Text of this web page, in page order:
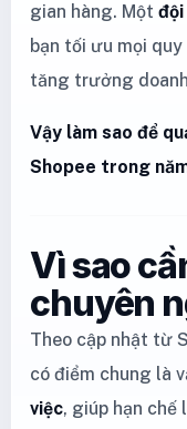
gian hàng. Một đội
bạn tối ưu mọi
tăng trưởng
Vậy làm sao để
Shopee trong
Vì sao
chuyên
Theo cập nhật từ
có điểm chung là
việc, giúp hạn chế